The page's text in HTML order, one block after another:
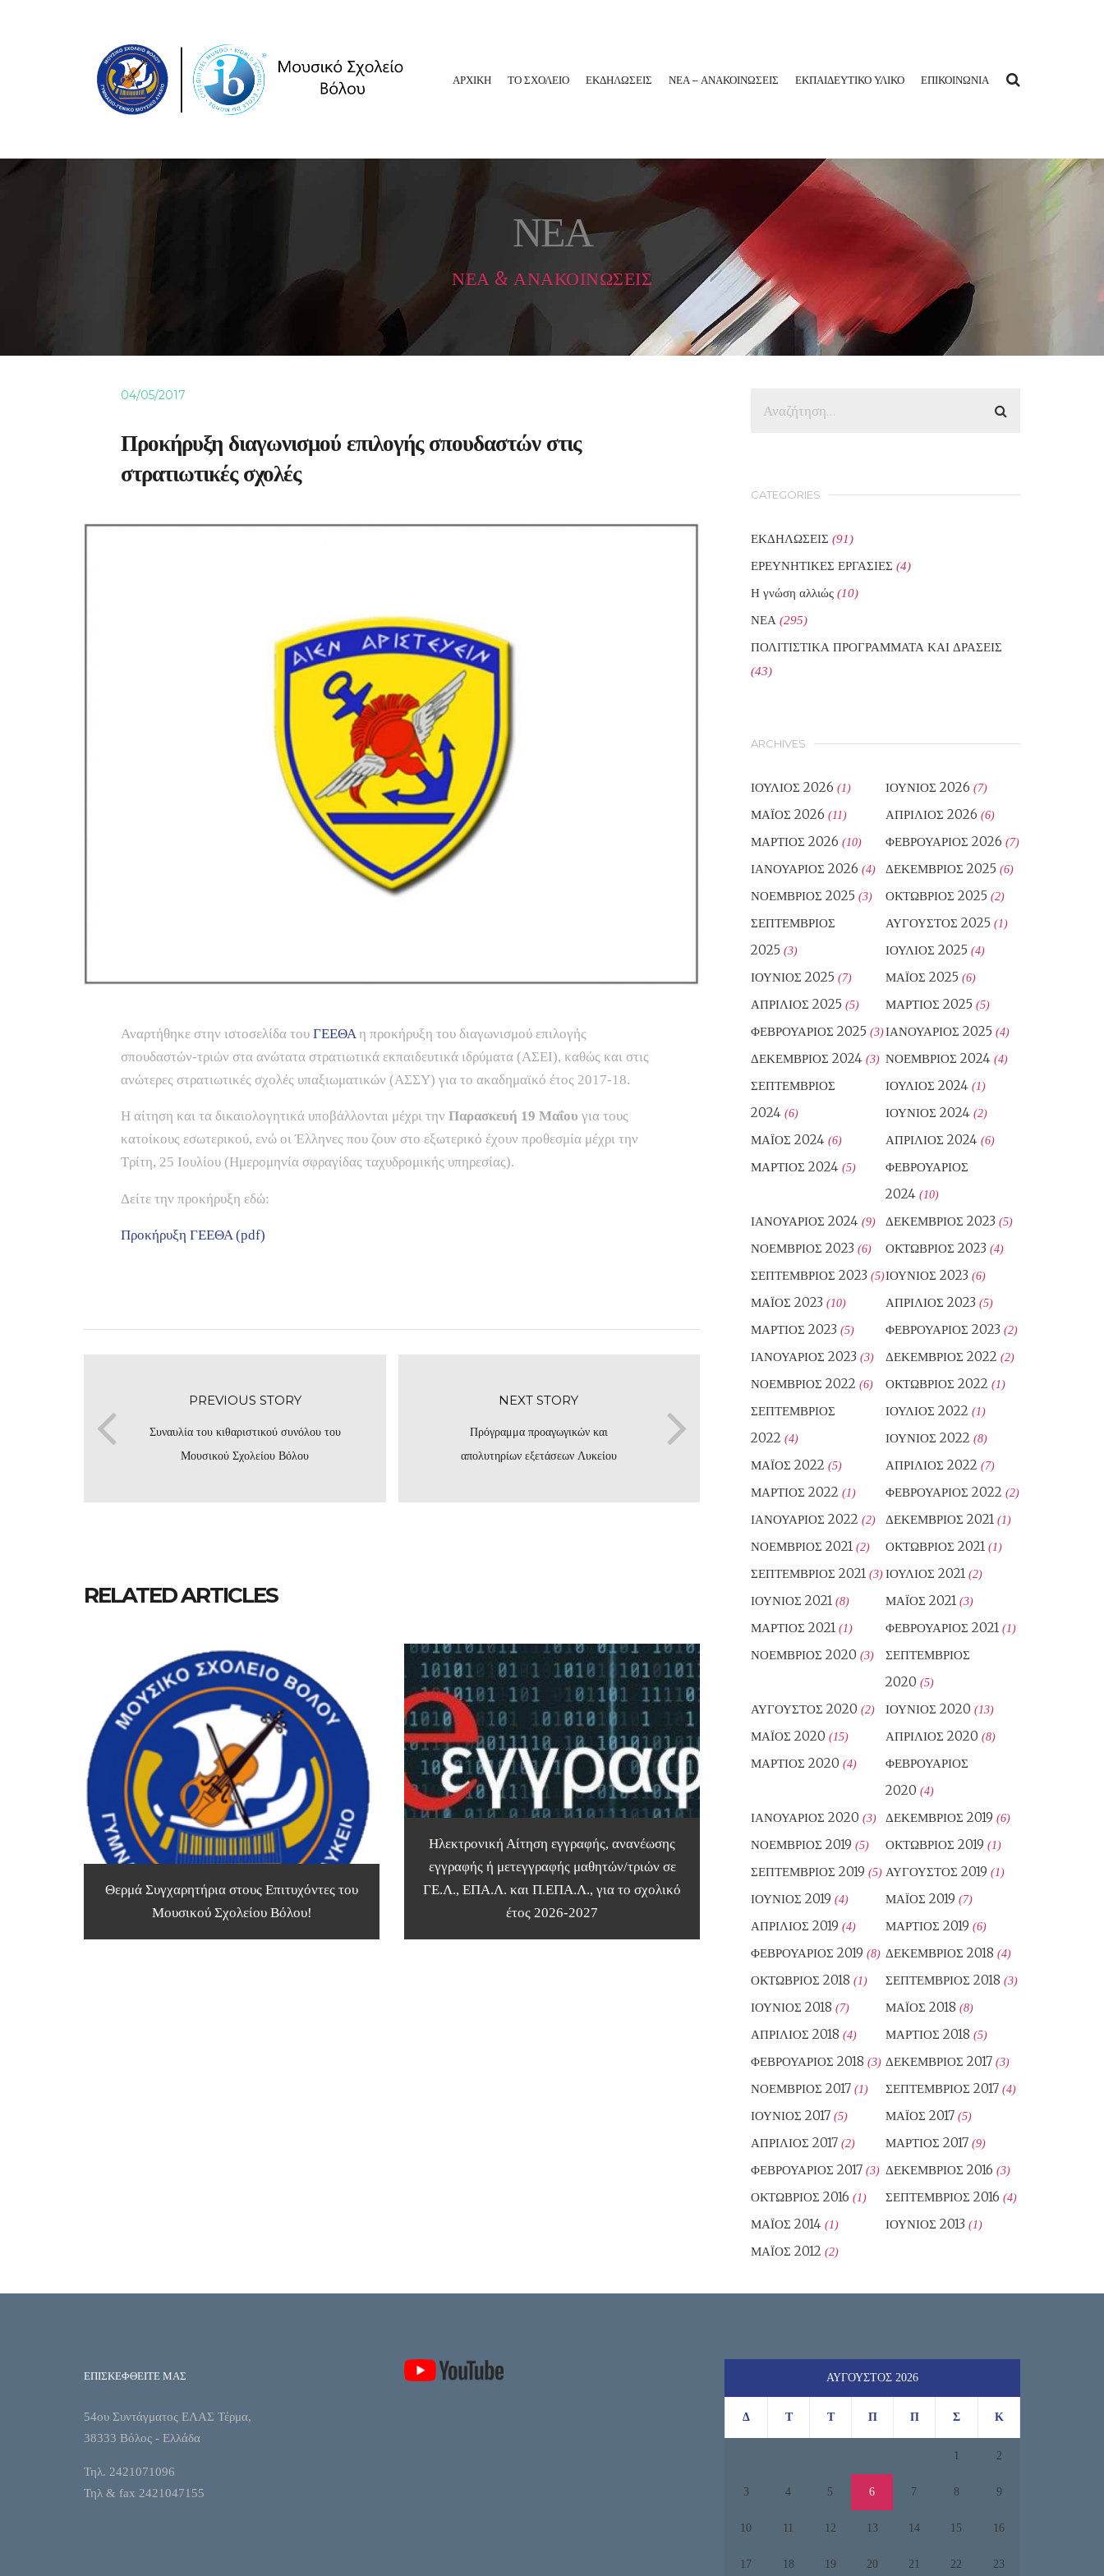
ΑΡΧΙΚΗ ΤΟ ΣΧΟΛΕΙΟ ΕΚΔΗΛΩΣΕΙΣ ΝΕΑ – ΑΝΑΚΟΙΝΩΣΕΙΣ ΕΚΠΑΙΔΕΥΤΙΚΟ ΥΛΙΚΟ ΕΠΙΚΟΙΝΩΝΙΑ
ΝΕΑ
ΝΕΑ & ΑΝΑΚΟΙΝΩΣΕΙΣ
04/05/2017
Προκήρυξη διαγωνισμού επιλογής σπουδαστών στις
στρατιωτικές σχολές
Αναρτήθηκε στην ιστοσελίδα του ΓΕΕΘΑ η προκήρυξη του διαγωνισμού επιλογής
σπουδαστών-τριών στα ανώτατα στρατιωτικά εκπαιδευτικά ιδρύματα (ΑΣΕΙ), καθώς και στις
ανώτερες στρατιωτικές σχολές υπαξιωματικών (ΑΣΣΥ) για το ακαδημαϊκό έτος 2017-18.
Η αίτηση και τα δικαιολογητικά υποβάλλονται μέχρι την Παρασκευή 19 Μαΐου για τους
κατοίκους εσωτερικού, ενώ οι Έλληνες που ζουν στο εξωτερικό έχουν προθεσμία μέχρι την
Τρίτη, 25 Ιουλίου (Ημερομηνία σφραγίδας ταχυδρομικής υπηρεσίας).
Δείτε την προκήρυξη εδώ:
Προκήρυξη ΓΕΕΘΑ (pdf)
PREVIOUS STORY
Συναυλία του κιθαριστικού συνόλου του
Μουσικού Σχολείου Βόλου
NEXT STORY
Πρόγραμμα προαγωγικών και
απολυτηρίων εξετάσεων Λυκείου
RELATED ARTICLES
Θερμά Συγχαρητήρια στους Επιτυχόντες του
Μουσικού Σχολείου Βόλου!
Ηλεκτρονική Αίτηση εγγραφής, ανανέωσης
εγγραφής ή μετεγγραφής μαθητών/τριών σε
ΓΕ.Λ., ΕΠΑ.Λ. και Π.ΕΠΑ.Λ., για το σχολικό
έτος 2026-2027
CATEGORIES
ΕΚΔΗΛΩΣΕΙΣ (91)
ΕΡΕΥΝΗΤΙΚΕΣ ΕΡΓΑΣΙΕΣ (4)
Η γνώση αλλιώς (10)
ΝΕΑ (295)
ΠΟΛΙΤΙΣΤΙΚΑ ΠΡΟΓΡΑΜΜΑΤΑ ΚΑΙ ΔΡΑΣΕΙΣ
(43)
ARCHIVES
ΙΟΎΛΙΟΣ 2026 (1) ΙΟΎΝΙΟΣ 2026 (7)
ΜΆΙΟΣ 2026 (11) ΑΠΡΊΛΙΟΣ 2026 (6)
ΜΆΡΤΙΟΣ 2026 (10) ΦΕΒΡΟΥΆΡΙΟΣ 2026 (7)
ΙΑΝΟΥΆΡΙΟΣ 2026 (4) ΔΕΚΈΜΒΡΙΟΣ 2025 (6)
ΝΟΈΜΒΡΙΟΣ 2025 (3) ΟΚΤΏΒΡΙΟΣ 2025 (2)
ΣΕΠΤΈΜΒΡΙΟΣ
2025 (3)
ΑΎΓΟΥΣΤΟΣ 2025 (1)
ΙΟΎΛΙΟΣ 2025 (4)
ΙΟΎΝΙΟΣ 2025 (7) ΜΆΙΟΣ 2025 (6)
ΑΠΡΊΛΙΟΣ 2025 (5) ΜΆΡΤΙΟΣ 2025 (5)
ΦΕΒΡΟΥΆΡΙΟΣ 2025 (3)ΙΑΝΟΥΆΡΙΟΣ 2025 (4)
ΔΕΚΈΜΒΡΙΟΣ 2024 (3) ΝΟΈΜΒΡΙΟΣ 2024 (4)
ΣΕΠΤΈΜΒΡΙΟΣ
2024 (6)
ΙΟΎΛΙΟΣ 2024 (1)
ΙΟΎΝΙΟΣ 2024 (2)
ΜΆΙΟΣ 2024 (6) ΑΠΡΊΛΙΟΣ 2024 (6)
ΜΆΡΤΙΟΣ 2024 (5)
ΦΕΒΡΟΥΆΡΙΟΣ
2024 (10)
ΙΑΝΟΥΆΡΙΟΣ 2024 (9) ΔΕΚΈΜΒΡΙΟΣ 2023 (5)
ΝΟΈΜΒΡΙΟΣ 2023 (6) ΟΚΤΏΒΡΙΟΣ 2023 (4)
ΣΕΠΤΈΜΒΡΙΟΣ 2023 (5)ΙΟΎΝΙΟΣ 2023 (6)
ΜΆΙΟΣ 2023 (10) ΑΠΡΊΛΙΟΣ 2023 (5)
ΜΆΡΤΙΟΣ 2023 (5) ΦΕΒΡΟΥΆΡΙΟΣ 2023 (2)
ΙΑΝΟΥΆΡΙΟΣ 2023 (3) ΔΕΚΈΜΒΡΙΟΣ 2022 (2)
ΝΟΈΜΒΡΙΟΣ 2022 (6) ΟΚΤΏΒΡΙΟΣ 2022 (1)
ΣΕΠΤΈΜΒΡΙΟΣ
2022 (4)
ΙΟΎΛΙΟΣ 2022 (1)
ΙΟΎΝΙΟΣ 2022 (8)
ΜΆΙΟΣ 2022 (5) ΑΠΡΊΛΙΟΣ 2022 (7)
ΜΆΡΤΙΟΣ 2022 (1) ΦΕΒΡΟΥΆΡΙΟΣ 2022 (2)
ΙΑΝΟΥΆΡΙΟΣ 2022 (2) ΔΕΚΈΜΒΡΙΟΣ 2021 (1)
ΝΟΈΜΒΡΙΟΣ 2021 (2) ΟΚΤΏΒΡΙΟΣ 2021 (1)
ΣΕΠΤΈΜΒΡΙΟΣ 2021 (3)ΙΟΎΛΙΟΣ 2021 (2)
ΙΟΎΝΙΟΣ 2021 (8) ΜΆΙΟΣ 2021 (3)
ΜΆΡΤΙΟΣ 2021 (1) ΦΕΒΡΟΥΆΡΙΟΣ 2021 (1)
ΝΟΈΜΒΡΙΟΣ 2020 (3)
ΣΕΠΤΈΜΒΡΙΟΣ
2020 (5)
ΑΎΓΟΥΣΤΟΣ 2020 (2) ΙΟΎΝΙΟΣ 2020 (13)
ΜΆΙΟΣ 2020 (15) ΑΠΡΊΛΙΟΣ 2020 (8)
ΜΆΡΤΙΟΣ 2020 (4)
ΦΕΒΡΟΥΆΡΙΟΣ
2020 (4)
ΙΑΝΟΥΆΡΙΟΣ 2020 (3) ΔΕΚΈΜΒΡΙΟΣ 2019 (6)
ΝΟΈΜΒΡΙΟΣ 2019 (5) ΟΚΤΏΒΡΙΟΣ 2019 (1)
ΣΕΠΤΈΜΒΡΙΟΣ 2019 (5) ΑΎΓΟΥΣΤΟΣ 2019 (1)
ΙΟΎΝΙΟΣ 2019 (4) ΜΆΙΟΣ 2019 (7)
ΑΠΡΊΛΙΟΣ 2019 (4) ΜΆΡΤΙΟΣ 2019 (6)
ΦΕΒΡΟΥΆΡΙΟΣ 2019 (8) ΔΕΚΈΜΒΡΙΟΣ 2018 (4)
ΟΚΤΏΒΡΙΟΣ 2018 (1) ΣΕΠΤΈΜΒΡΙΟΣ 2018 (3)
ΙΟΎΝΙΟΣ 2018 (7) ΜΆΙΟΣ 2018 (8)
ΑΠΡΊΛΙΟΣ 2018 (4) ΜΆΡΤΙΟΣ 2018 (5)
ΦΕΒΡΟΥΆΡΙΟΣ 2018 (3) ΔΕΚΈΜΒΡΙΟΣ 2017 (3)
ΝΟΈΜΒΡΙΟΣ 2017 (1) ΣΕΠΤΈΜΒΡΙΟΣ 2017 (4)
ΙΟΎΝΙΟΣ 2017 (5) ΜΆΙΟΣ 2017 (5)
ΑΠΡΊΛΙΟΣ 2017 (2) ΜΆΡΤΙΟΣ 2017 (9)
ΦΕΒΡΟΥΆΡΙΟΣ 2017 (3) ΔΕΚΈΜΒΡΙΟΣ 2016 (3)
ΟΚΤΏΒΡΙΟΣ 2016 (1) ΣΕΠΤΈΜΒΡΙΟΣ 2016 (4)
ΜΆΙΟΣ 2014 (1) ΙΟΎΝΙΟΣ 2013 (1)
ΜΆΙΟΣ 2012 (2)
ΕΠΙΣΚΕΦΘΕΙΤΕ ΜΑΣ
54ου Συντάγματος ΕΛΑΣ Τέρμα,
38333 Βόλος - Ελλάδα
Τηλ. 2421071096
Τηλ & fax 2421047155
ΑΎΓΟΥΣΤΟΣ 2026
Δ Τ Τ Π Π Σ Κ
1 2
3 4 5 6 7 8 9
10 11 12 13 14 15 16
17 18 19 20 21 22 23